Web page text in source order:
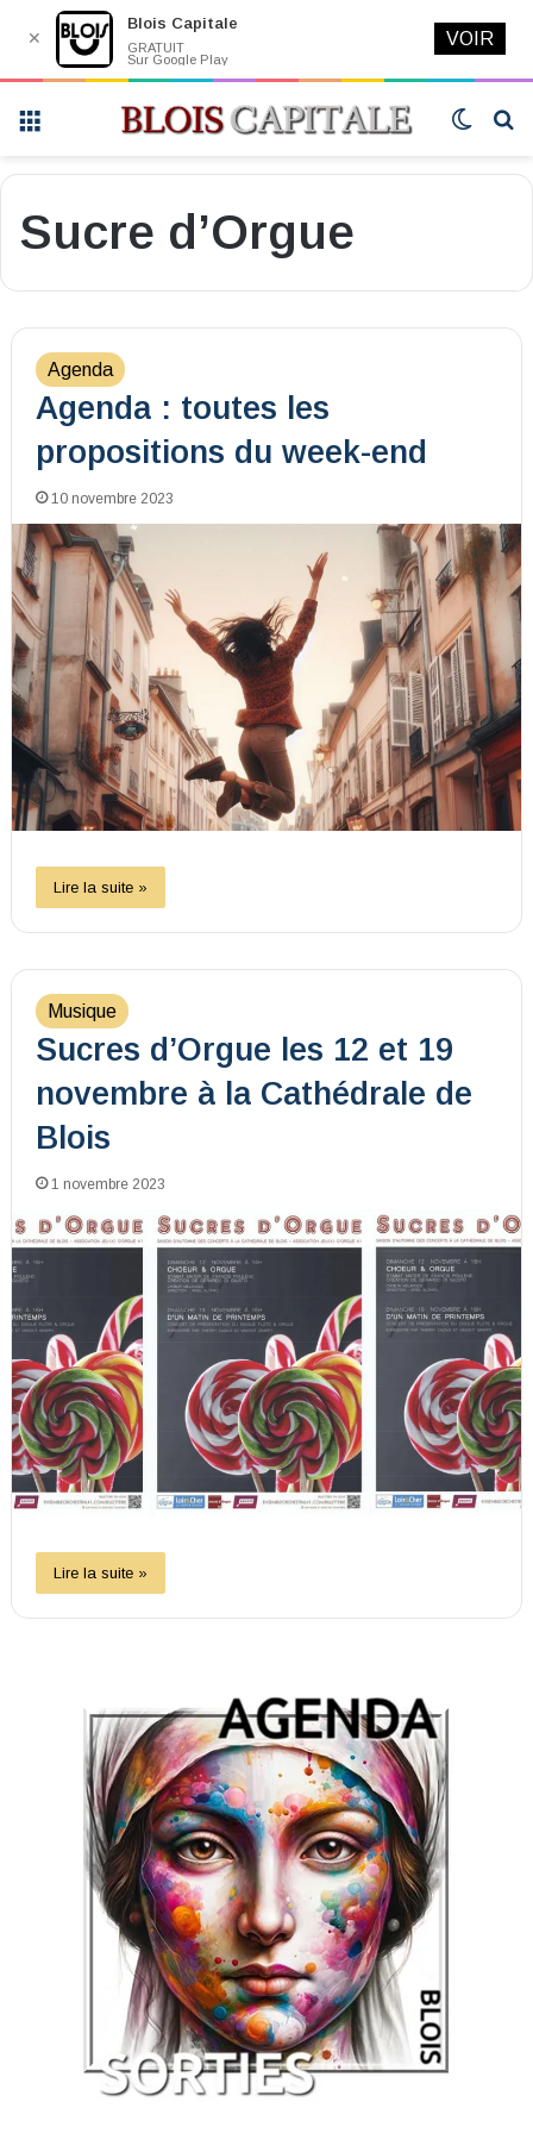
Switch
Sucre d’Orgue
Agenda
Agenda : toutes les
propositions du week-end
10 novembre 2023
Lire la suite »
Musique
Sucres d’Orgue les 12 et 19
novembre à la Cathédrale de
Blois
1 novembre 2023
Lire la suite »
✕
Blois Capitale
GRATUIT
Sur Google Play
VOIR